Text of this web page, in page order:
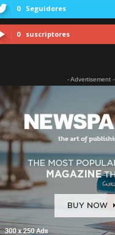
0 Seguidores
0 suscriptores
- Advertisement -